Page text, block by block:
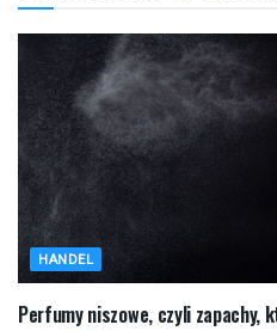
HANDEL
Perfumy niszowe, czyli zapachy,